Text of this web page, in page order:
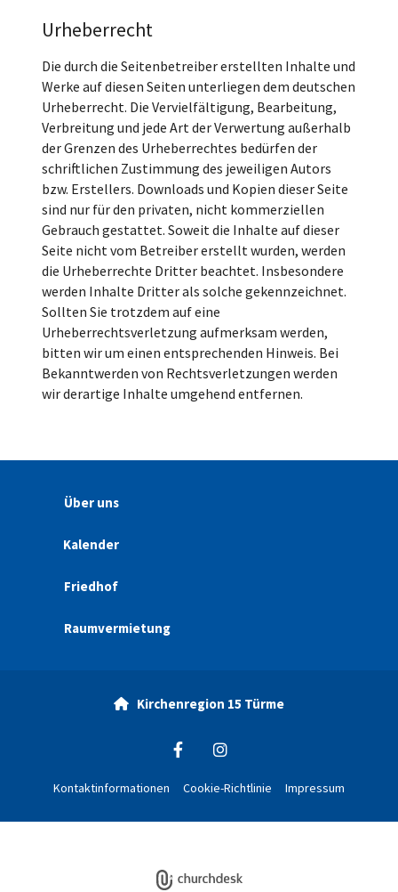
Urheberrecht
Die durch die Seitenbetreiber erstellten Inhalte und
Werke auf diesen Seiten unterliegen dem deutschen
Urheberrecht. Die Vervielfältigung, Bearbeitung,
Verbreitung und jede Art der Verwertung außerhalb
der Grenzen des Urheberrechtes bedürfen der
schriftlichen Zustimmung des jeweiligen Autors
bzw. Erstellers. Downloads und Kopien dieser Seite
sind nur für den privaten, nicht kommerziellen
Gebrauch gestattet. Soweit die Inhalte auf dieser
Seite nicht vom Betreiber erstellt wurden, werden
die Urheberrechte Dritter beachtet. Insbesondere
werden Inhalte Dritter als solche gekennzeichnet.
Sollten Sie trotzdem auf eine
Urheberrechtsverletzung aufmerksam werden,
bitten wir um einen entsprechenden Hinweis. Bei
Bekanntwerden von Rechtsverletzungen werden
wir derartige Inhalte umgehend entfernen.
Über uns
Kalender
Friedhof
Raumvermietung
 Kirchenregion 15 Türme
Kontaktinformationen Cookie-Richtlinie Impressum